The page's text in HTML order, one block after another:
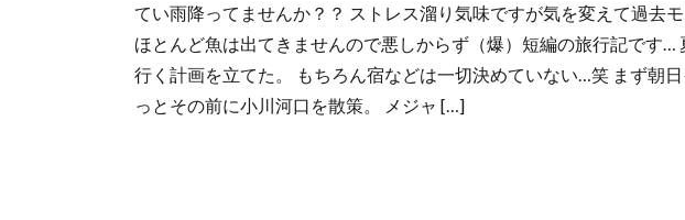
てい雨降ってませんか？？ ストレス溜り気味ですが気を変えて過去
ほとんど魚は出てきませんので悪しからず（爆）短編の旅行記です…
行く計画を立てた。 もちろん宿などは一切決めていない…笑 まず朝日
っとその前に小川河口を散策。 メジャ […]